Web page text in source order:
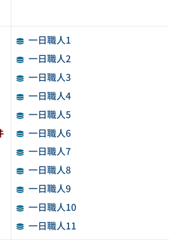
一日職人1
一日職人2
一日職人3
一日職人4
一日職人5
一日職人6
一日職人7
一日職人8
一日職人9
一日職人10
一日職人11